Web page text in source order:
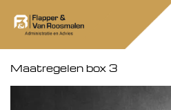
Maatregelen box 3